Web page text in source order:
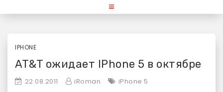
«Используй Mac» — блог для
IPHONE
AT&T ожидает IPhone 5 в октябре
22.08.2011 iRoman iPhone 5